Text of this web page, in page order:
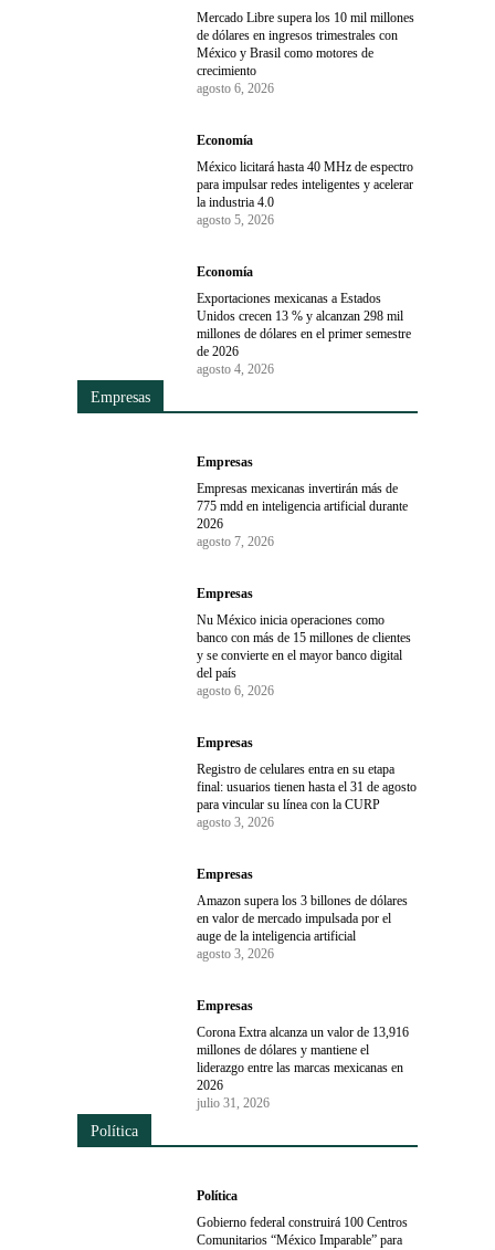
Mercado Libre supera los 10 mil millones
de dólares en ingresos trimestrales con
México y Brasil como motores de
crecimiento
agosto 6, 2026
Economía
México licitará hasta 40 MHz de espectro
para impulsar redes inteligentes y acelerar
la industria 4.0
agosto 5, 2026
Economía
Exportaciones mexicanas a Estados
Unidos crecen 13 % y alcanzan 298 mil
millones de dólares en el primer semestre
de 2026
agosto 4, 2026
Empresas
Empresas
Empresas mexicanas invertirán más de
775 mdd en inteligencia artificial durante
2026
agosto 7, 2026
Empresas
Nu México inicia operaciones como
banco con más de 15 millones de clientes
y se convierte en el mayor banco digital
del país
agosto 6, 2026
Empresas
Registro de celulares entra en su etapa
final: usuarios tienen hasta el 31 de agosto
para vincular su línea con la CURP
agosto 3, 2026
Empresas
Amazon supera los 3 billones de dólares
en valor de mercado impulsada por el
auge de la inteligencia artificial
agosto 3, 2026
Empresas
Corona Extra alcanza un valor de 13,916
millones de dólares y mantiene el
liderazgo entre las marcas mexicanas en
2026
julio 31, 2026
Política
Política
Gobierno federal construirá 100 Centros
Comunitarios “México Imparable” para